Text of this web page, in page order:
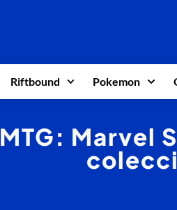
Riftbound Pokemon
MTG: Marvel